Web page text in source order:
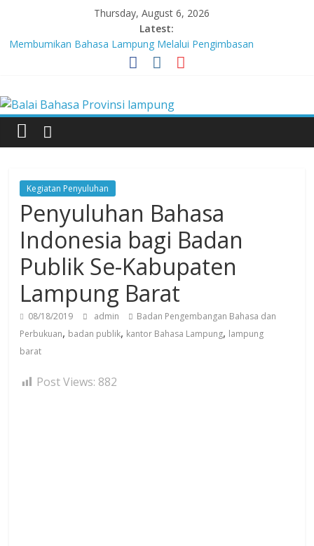
content
Thursday, August 6, 2026
Latest:
Membumikan Bahasa Lampung Melalui Pengimbasan
Revitalisasi Bahasa Daerah
Lebih dari 5,5 Juta Buku Bacaan Bermutu Dikirim untuk Perkuat
Literasi Anak Indonesia
Tingkatkan Kolaborasi Melalui Festival Literasi Lampung
Babak Final Festival Musikalisasi Puisi Kembali Digelar
Balai
Bahasa
Provinsi
lampung
Badan
Pengembangan
dan
Pembinaan
Bahasa
Kegiatan Penyuluhan
Penyuluhan Bahasa
Indonesia bagi Badan
Publik Se-Kabupaten
Lampung Barat
08/18/2019 admin
Badan Pengembangan Bahasa dan
Perbukuan, badan publik, kantor Bahasa Lampung, lampung
barat
Post Views: 882